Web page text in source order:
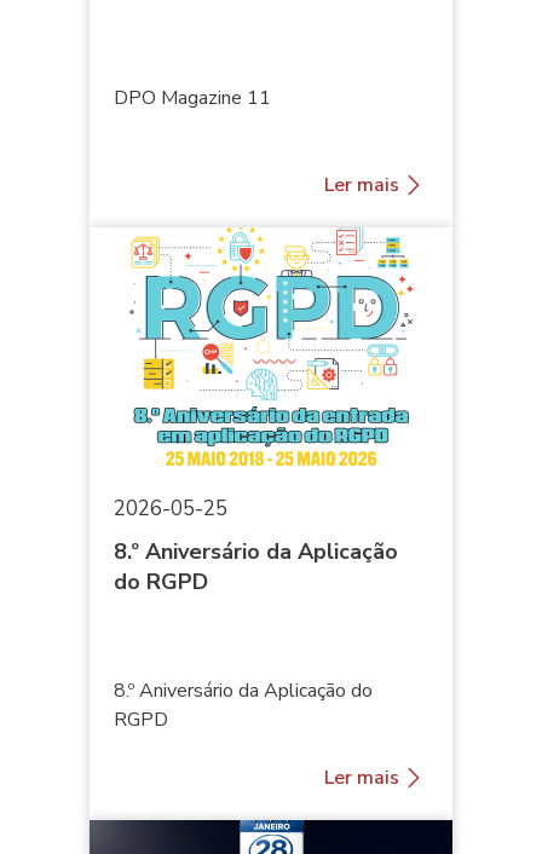
DPO Magazine 11
Ler mais
2026-05-25
8.º Aniversário da Aplicação
do RGPD
8.º Aniversário da Aplicação do
RGPD
Ler mais